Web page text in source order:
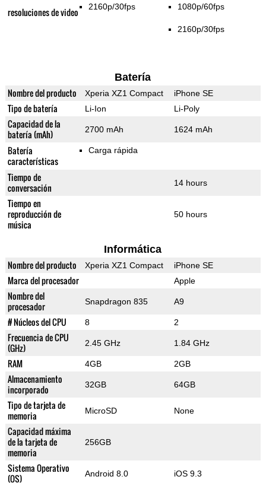
resoluciones de video 2160p/30fps 1080p/60fps
2160p/30fps
Batería
Nombre del producto Xperia XZ1 Compact iPhone SE
Tipo de batería Li-Ion Li-Poly
Capacidad de la
batería (mAh)
2700 mAh 1624 mAh
Batería
características
Carga rápida
Tiempo de
conversación
14 hours
Tiempo en
reproducción de
música
50 hours
Informática
Nombre del producto Xperia XZ1 Compact iPhone SE
Marca del procesador Apple
Nombre del
procesador
Snapdragon 835 A9
# Núcleos del CPU 8 2
Frecuencia de CPU
(GHz)
2.45 GHz 1.84 GHz
RAM 4GB 2GB
Almacenamiento
incorporado
32GB 64GB
Tipo de tarjeta de
memoria
MicroSD None
Capacidad máxima
de la tarjeta de
memoria
256GB
Sistema Operativo
(OS)
Android 8.0 iOS 9.3